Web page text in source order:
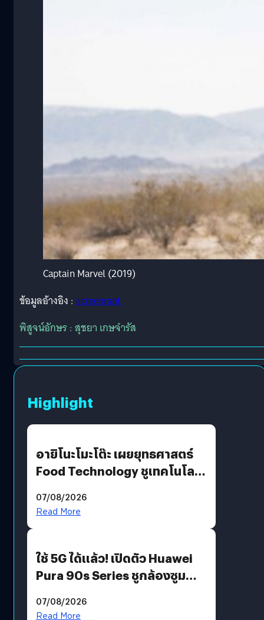
Captain Marvel (2019)
ข้อมูลอ้างอิง : screenrant
พิสูจน์อักษร : สุชยา เกษจำรัส
Highlight
อายิโนะโมะโต๊ะ เผยยุทธศาสตร์
Food Technology ชูเทคโนโลยี
บริโภคและ B2B
07/08/2026
Read More
ใช้ 5G ได้แล้ว! เปิดตัว Huawei
Pura 90s Series ชูกล้องซูม
07/08/2026
Read More